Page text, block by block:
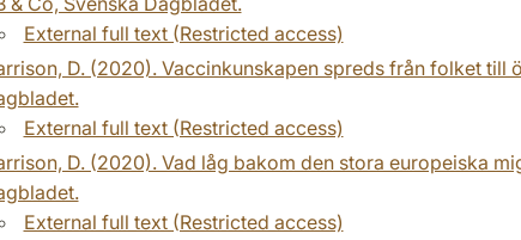
External full text (Restricted access)
D. (2020). Vaccinkunskapen spreds från folket till
External full text (Restricted access)
D. (2020). Vad låg bakom den stora europeiska
External full text (Restricted access)